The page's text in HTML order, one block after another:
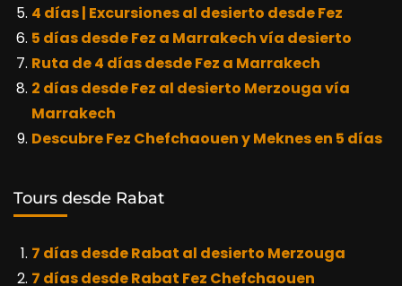
4 días | Excursiones al desierto desde Fez
5 días desde Fez a Marrakech vía desierto
Ruta de 4 días desde Fez a Marrakech
2 días desde Fez al desierto Merzouga vía
Marrakech
Descubre Fez Chefchaouen y Meknes en 5 días
Tours desde Rabat
7 días desde Rabat al desierto Merzouga
7 días desde Rabat Fez Chefchaouen